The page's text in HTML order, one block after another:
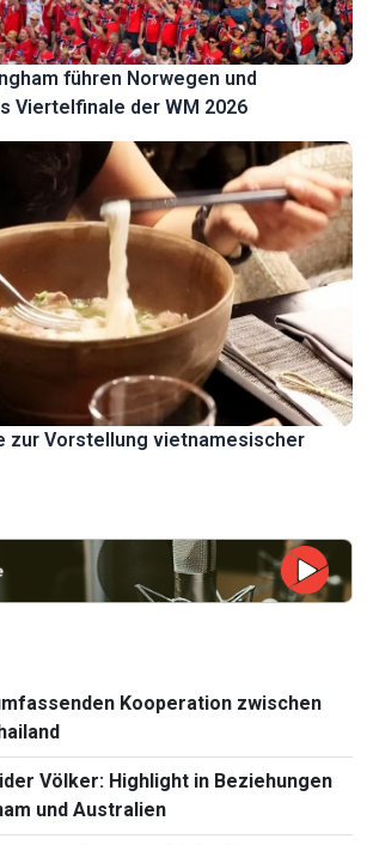
führen Norwegen und
Viertelfinale der WM 2026
zur Vorstellung vietnamesischer
Kooperation zwischen
Völker: Highlight in Beziehungen
und Australien